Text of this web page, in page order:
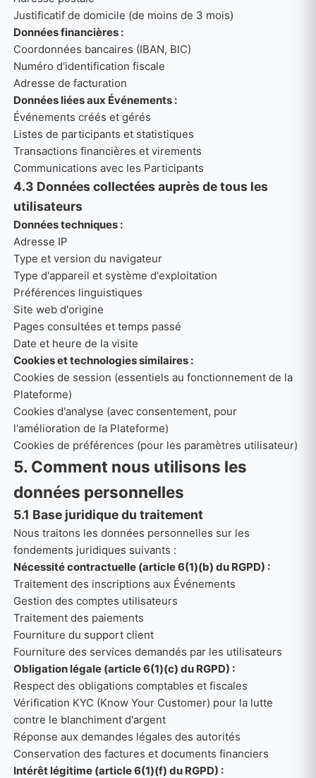
Justificatif de domicile (de moins de 3 mois)
Données financières :
Coordonnées bancaires (IBAN, BIC)
Numéro d'identification fiscale
Adresse de facturation
Données liées aux Événements :
Événements créés et gérés
Listes de participants et statistiques
Transactions financières et virements
Communications avec les Participants
4.3 Données collectées auprès de tous les
utilisateurs
Données techniques :
Adresse IP
Type et version du navigateur
Type d'appareil et système d'exploitation
Préférences linguistiques
Site web d'origine
Pages consultées et temps passé
Date et heure de la visite
Cookies et technologies similaires :
Cookies de session (essentiels au fonctionnement de la
Plateforme)
Cookies d'analyse (avec consentement, pour
l'amélioration de la Plateforme)
Cookies de préférences (pour les paramètres utilisateur)
5. Comment nous utilisons les
données personnelles
5.1 Base juridique du traitement
Nous traitons les données personnelles sur les
fondements juridiques suivants :
Nécessité contractuelle (article 6(1)(b) du RGPD) :
Traitement des inscriptions aux Événements
Gestion des comptes utilisateurs
Traitement des paiements
Fourniture du support client
Fourniture des services demandés par les utilisateurs
Obligation légale (article 6(1)(c) du RGPD) :
Respect des obligations comptables et fiscales
Vérification KYC (Know Your Customer) pour la lutte
contre le blanchiment d'argent
Réponse aux demandes légales des autorités
Conservation des factures et documents financiers
Intérêt légitime (article 6(1)(f) du RGPD) :